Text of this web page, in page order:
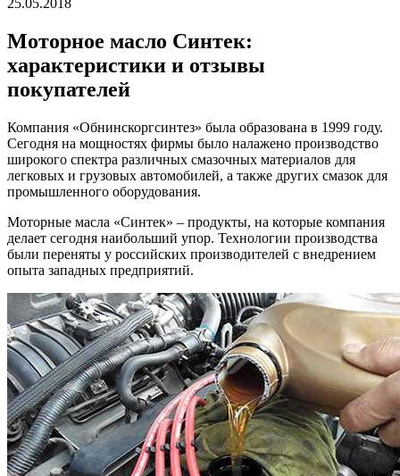
25.05.2018
Моторное масло Синтек:
характеристики и отзывы
покупателей
Компания «Обнинскоргсинтез» была образована в 1999 году.
Сегодня на мощностях фирмы было налажено производство
широкого спектра различных смазочных материалов для
легковых и грузовых автомобилей, а также других смазок для
промышленного оборудования.
Моторные масла «Синтек» – продукты, на которые компания
делает сегодня наибольший упор. Технологии производства
были переняты у российских производителей с внедрением
опыта западных предприятий.